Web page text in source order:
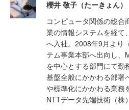
櫻井 敬子（たーきょん）
コンピュータ関係の総合
業の情報システムを経て
へ入社。2008年9月より
テム事業本部へ出向し
を中心とする部門にて勤
基盤全般にかかわる部署
や標準化にかかわる業務
NTTデータ先端技術（株